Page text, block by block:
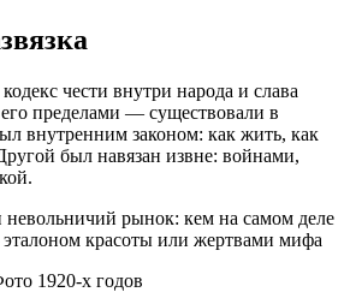
чести внутри народа и слава
пределами — существовали в
внутренним законом: как жить, как
был навязан извне: войнами,
1920-х годов